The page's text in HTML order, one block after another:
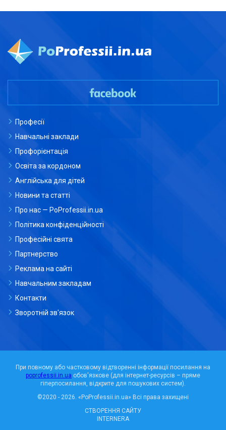
Професії
Навчальні заклади
Профорієнтація
Освіта за кордоном
Англійська для дітей
Новини та статті
Про нас — PoProfessii.in.ua
Політика конфіденційності
Професійні свята
Партнерство
Реклама на сайті
Навчальним закладам
Контакти
Зворотній зв'язок
При повному або частковому відтворенні інформації посилання на
poprofessii.in.ua обов'язкове (для інтернет-ресурсів – пряме
гіперпосилання, відкрите для пошукових систем).
СТВОРЕННЯ САЙТУ
INTERNERA
©2020 - 2026. «PoProfessii.in.ua» Всі права захищені